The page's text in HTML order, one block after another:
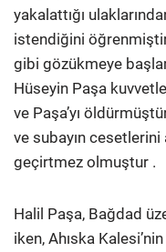
yakalattığı
istendiğini
gibi gözükmeye
Hüseyin Paşa
ve Paşa’yı
ve subayın
geçirtmez olmuştur .
Halil Paşa, Bağdad
iken, Ahıska